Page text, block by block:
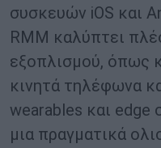
συσκευών iOS και
RMM καλύπτει
εξοπλισμού, όπως
κινητά τηλέφωνα
wearables και edge
μια πραγματικά